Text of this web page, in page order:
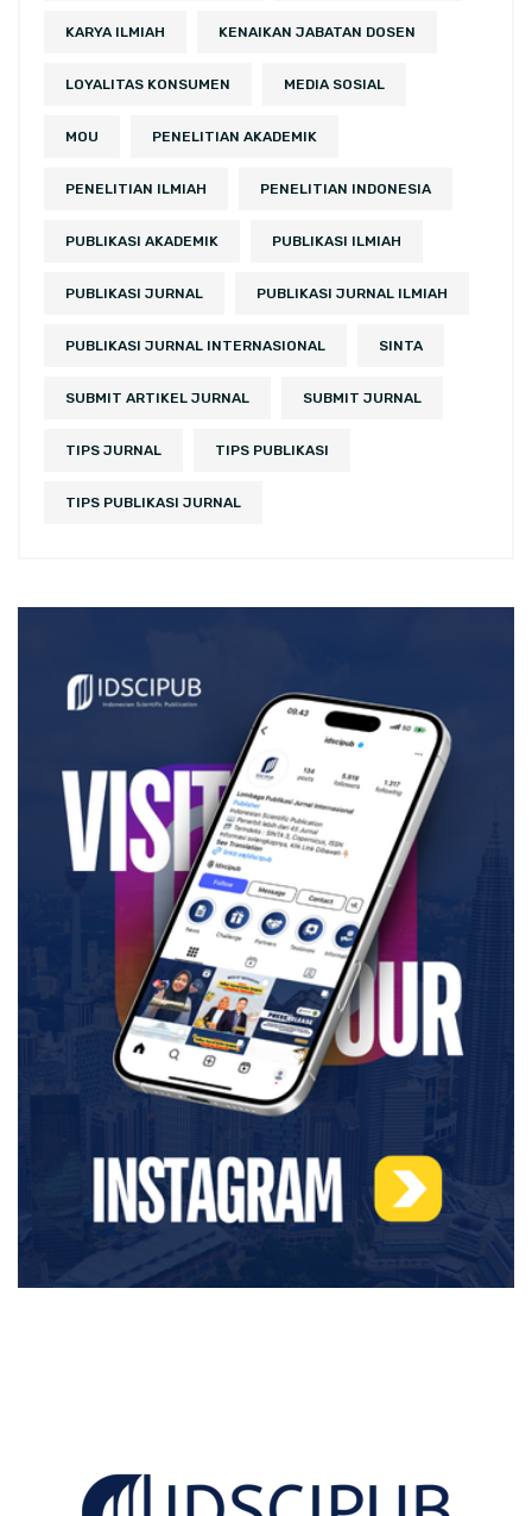
KARYA ILMIAH KENAIKAN JABATAN DOSEN
LOYALITAS KONSUMEN MEDIA SOSIAL
MOU PENELITIAN AKADEMIK
PENELITIAN ILMIAH PENELITIAN INDONESIA
PUBLIKASI AKADEMIK PUBLIKASI ILMIAH
PUBLIKASI JURNAL PUBLIKASI JURNAL ILMIAH
PUBLIKASI JURNAL INTERNASIONAL SINTA
SUBMIT ARTIKEL JURNAL SUBMIT JURNAL
TIPS JURNAL TIPS PUBLIKASI
TIPS PUBLIKASI JURNAL